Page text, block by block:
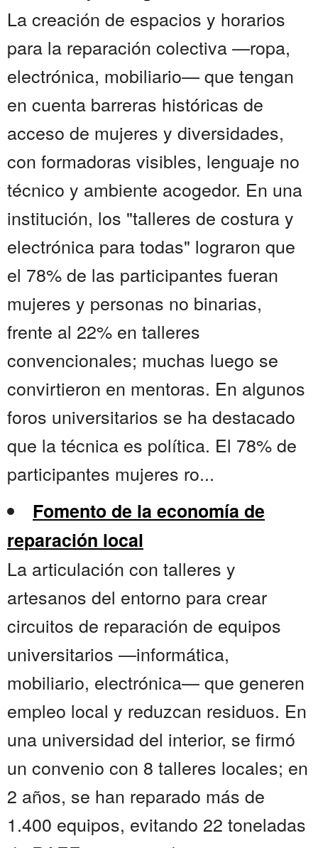
La creación de espacios y horarios
para la reparación colectiva —ropa,
electrónica, mobiliario— que tengan
en cuenta barreras históricas de
acceso de mujeres y diversidades,
con formadoras visibles, lenguaje no
técnico y ambiente acogedor. En una
institución, los "talleres de costura y
electrónica para todas" lograron que
el 78% de las participantes fueran
mujeres y personas no binarias,
frente al 22% en talleres
convencionales; muchas luego se
convirtieron en mentoras. En algunos
foros universitarios se ha destacado
que la técnica es política. El 78% de
participantes mujeres ro...
Fomento de la economía de
reparación local
La articulación con talleres y
artesanos del entorno para crear
circuitos de reparación de equipos
universitarios —informática,
mobiliario, electrónica— que generen
empleo local y reduzcan residuos. En
una universidad del interior, se firmó
un convenio con 8 talleres locales; en
2 años, se han reparado más de
1.400 equipos, evitando 22 toneladas